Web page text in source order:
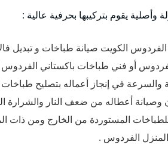
وأصلية يقوم بتركيبها بحرفية عالية :
الكويت صيانة طباخات و تبديل
أو فني طباخات باكستاني
والسرعة في إنجاز أعماله بتصليح
وصيانة أعطاله من ضعف النار والشرارة
المستوردة من الخارج ومن ذات
الفردوس .